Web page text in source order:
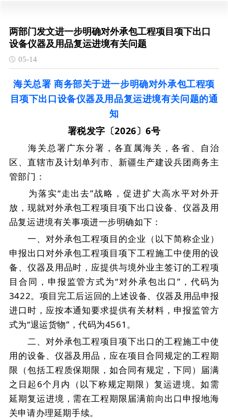
两部门发文进一步明确对外承包工程项目项下出口
设备仪器及用品复运进境有关问题
05-14
海关总署 商务部关于进一步明确对外承包工程项
目项下出口设备仪器及用品复运进境有关问题的通
知
署税发字〔2026〕6号
海关总署广东分署，各直属海关，各省、自治
区、直辖市及计划单列市、新疆生产建设兵团商务主
管部门：
为落实“走出去”战略，促进扩大高水平对外开
放，现就对外承包工程项目项下出口设备、仪器及用
品复运进境有关事项进一步明确如下：
一、对外承包工程项目的企业（以下简称企业）
申报出口对外承包工程项目项下工程施工中使用的设
备、仪器及用品时，应提供与境外业主签订的工程项
目合同，申报监管方式为“对外承包出口 ” ，代码为
3422。项目完工后运回的上述设备、仪器及用品申报
进口时，应按本通知要求提供有关材料，申报监管方
式为“退运货物” ，代码为4561 。
二、对外承包工程项目项下出口的工程施工中使
用的设备、仪器及用品，应在项目合同规定的工程期
限（包括工程质保期限，如合同有规定，下同）届满
之日起6个月内（以下称规定期限）复运进境。如需
延期复运进境，需在工程期限届满前向出口申报地海
关申请办理延期手续。